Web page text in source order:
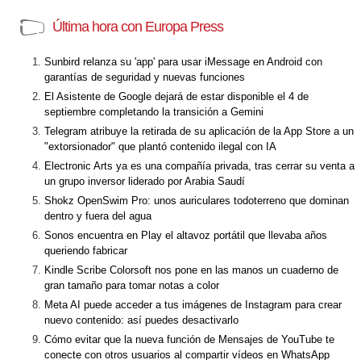
Última hora con Europa Press
Sunbird relanza su 'app' para usar iMessage en Android con
garantías de seguridad y nuevas funciones
El Asistente de Google dejará de estar disponible el 4 de
septiembre completando la transición a Gemini
Telegram atribuye la retirada de su aplicación de la App Store a un
"extorsionador" que plantó contenido ilegal con IA
Electronic Arts ya es una compañía privada, tras cerrar su venta a
un grupo inversor liderado por Arabia Saudí
Shokz OpenSwim Pro: unos auriculares todoterreno que dominan
dentro y fuera del agua
Sonos encuentra en Play el altavoz portátil que llevaba años
queriendo fabricar
Kindle Scribe Colorsoft nos pone en las manos un cuaderno de
gran tamaño para tomar notas a color
Meta AI puede acceder a tus imágenes de Instagram para crear
nuevo contenido: así puedes desactivarlo
Cómo evitar que la nueva función de Mensajes de YouTube te
conecte con otros usuarios al compartir vídeos en WhatsApp